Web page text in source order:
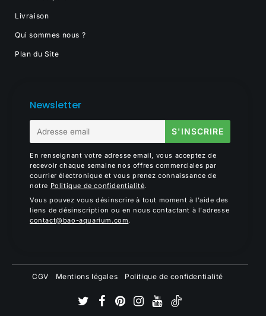
Livraison
Qui sommes nous ?
Plan du Site
Newsletter
mail
S'INSCRIRE
En renseignant votre adresse email, vous acceptez de
recevoir chaque semaine nos offres commerciales par
courrier électronique et vous prenez connaissance de
notre Politique de confidentialité.
Vous pouvez vous désinscrire à tout moment à l'aide des
liens de désinscription ou en nous contactant à l'adresse
contact@bao-aquarium.com.
CGV Mentions légales Politique de confidentialité